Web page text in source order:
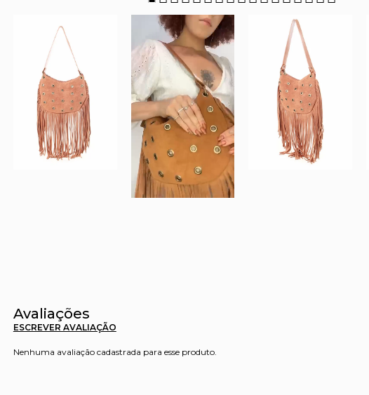
Avaliações
ESCREVER AVALIAÇÃO
Nenhuma avaliação cadastrada para esse produto.